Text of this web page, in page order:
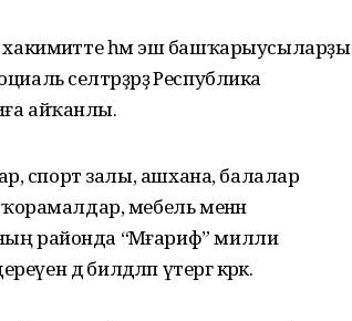
хакимиәтте һәм эш башҡарыусыларҙы
селтәрҙәрҙә Республика
айҡанлы.
спорт залы, ашхана, балалар
мебель менән
районда “Мәғариф” милли
дә билдәләп үтергә кәрәк.